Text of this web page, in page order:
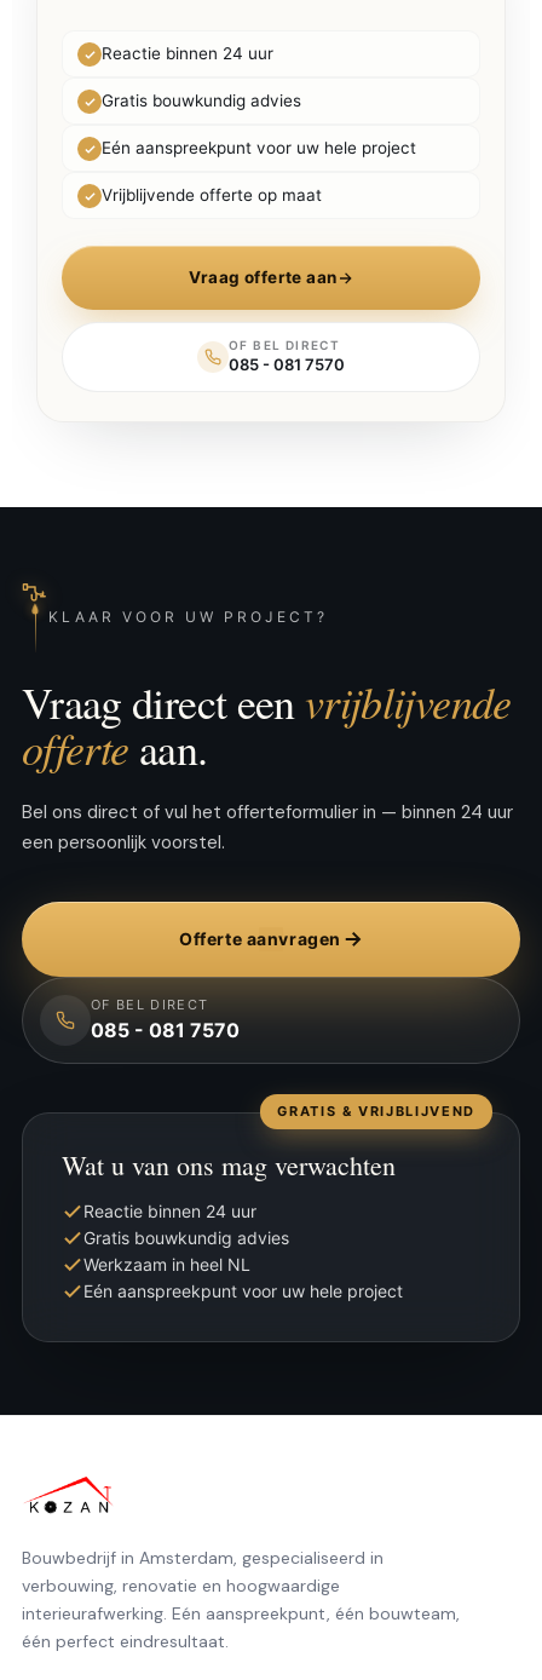
Reactie binnen 24 uur
Gratis bouwkundig advies
Eén aanspreekpunt voor uw hele project
Vrijblijvende offerte op maat
Vraag offerte aan
OF BEL DIRECT
085 - 081 7570
KLAAR VOOR UW PROJECT?
Vraag direct eenvrijblijvende
offerte aan.
Bel ons direct of vul het offerteformulier in — binnen 24 uur
een persoonlijk voorstel.
Offerte aanvragen
OF BEL DIRECT
085 - 081 7570
GRATIS & VRIJBLIJVEND
Wat u van ons mag verwachten
Reactie binnen 24 uur
Gratis bouwkundig advies
Werkzaam in heel NL
Eén aanspreekpunt voor uw hele project
Bouwbedrijf in Amsterdam, gespecialiseerd in
verbouwing, renovatie en hoogwaardige
interieurafwerking. Eén aanspreekpunt, één bouwteam,
één perfect eindresultaat.